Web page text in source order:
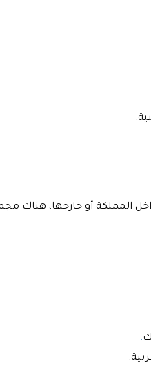
المملكة أو خارجها، هناك
.